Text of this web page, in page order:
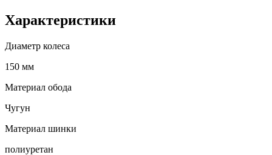
Характеристики
Диаметр колеса
150 мм
Материал обода
Чугун
Материал шинки
полиуретан